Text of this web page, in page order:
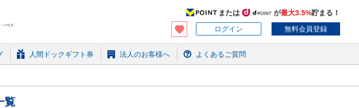
ハウス
または が最大3.5%貯まる！
ログイン
無料会員登録
人間ドックギフト券 法人のお客様へ よくあるご質問
覧